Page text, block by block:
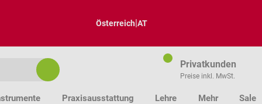
Österreich|AT
Privatkunden
Preise inkl. MwSt.
Praxisausstattung Lehre Mehr Sale